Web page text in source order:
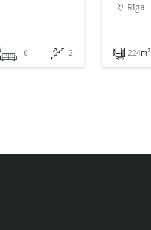
6 2
Rīga
224m2